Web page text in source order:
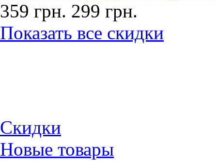
359 грн. 299 грн.
Показать все скидки
Скидки
Новые товары